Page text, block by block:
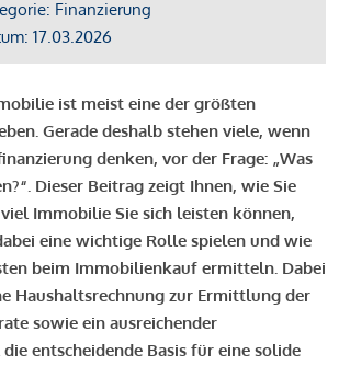
Finanzierung
17.03.2026
ist meist eine der größten
Gerade deshalb stehen viele, wenn
denken, vor der Frage: „Was
Dieser Beitrag zeigt Ihnen, wie Sie
Immobilie Sie sich leisten können,
eine wichtige Rolle spielen und wie
beim Immobilienkauf ermitteln. Dabei
Haushaltsrechnung zur Ermittlung der
sowie ein ausreichender
entscheidende Basis für eine solide